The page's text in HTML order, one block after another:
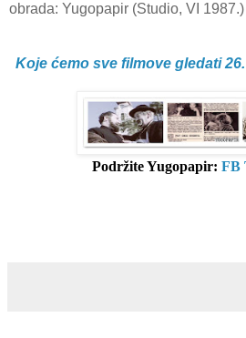
obrada: Yugopapir (Studio, VI 1987.)
Koje ćemo sve filmove gledati 26.
Podržite Yugopapir: FB